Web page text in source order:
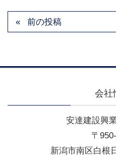
前の投稿
会社
安達建設興
〒
新潟市南区白根